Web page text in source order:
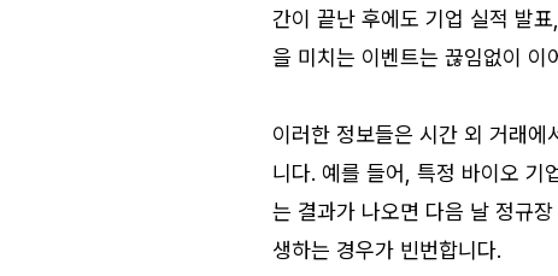
간이 끝난 후에도 기업 실적 발
을 미치는 이벤트는 끊임없이 이
이러한 정보들은 시간 외 거래
니다. 예를 들어, 특정 바이오 기
는 결과가 나오면 다음 날 정규
생하는 경우가 빈번합니다.